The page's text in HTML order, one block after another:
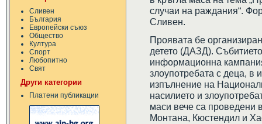
Сливен
България
Европейски съюз
Общество
Култура
Спорт
Любопитно
Свят
Други категории
Платени публикации
случаи на раждания“.
Сливен.
Проявата бе
детето (ДАЗД).
информационна
злоупотребата с деца, в
изпълнение на
насилието и
маси вече са
Монтана, Кюстендил и